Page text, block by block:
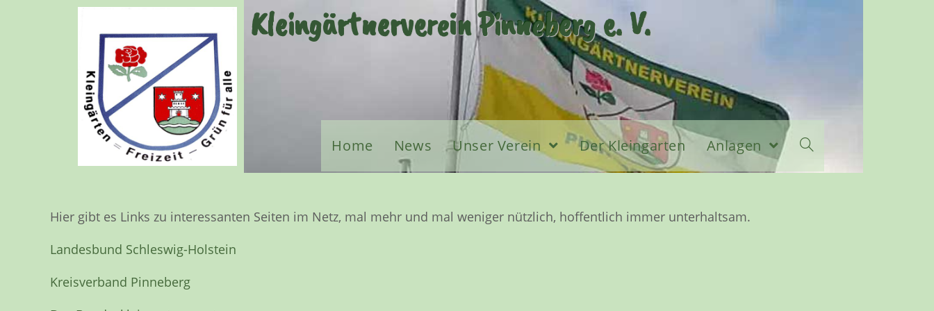
Kleingärtnerverein Pinneberg e. V.
Home News Unser Verein Der Kleingarten Anlagen
Hier gibt es Links zu interessanten Seiten im Netz, mal mehr und mal weniger nützlich, hoffentlich immer unterhaltsam.
Landesbund Schleswig-Holstein
Kreisverband Pinneberg